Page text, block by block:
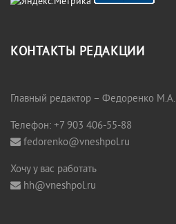
КОНТАКТЫ РЕДАКЦИИ
Главный редактор – Федоренко М.А.
Телефон: +7 903 406-55-88
fedorenko@vneshpol.ru
Хочу у вас работать
hh@vneshpol.ru